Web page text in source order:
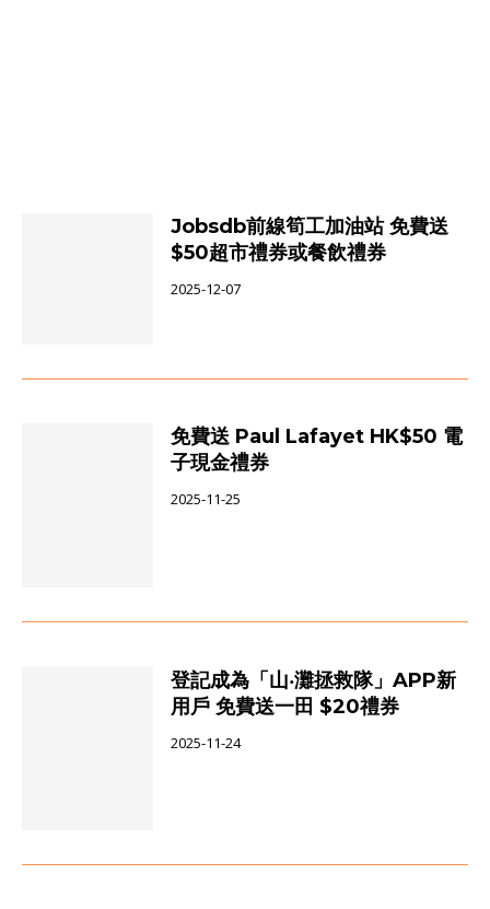
Jobsdb前線筍工加油站 免費送
$50超市禮券或餐飲禮券
2025-12-07
免費送 Paul Lafayet HK$50 電
子現金禮券
2025-11-25
登記成為「山‧灘拯救隊」APP新
用戶 免費送一田 $20禮券
2025-11-24